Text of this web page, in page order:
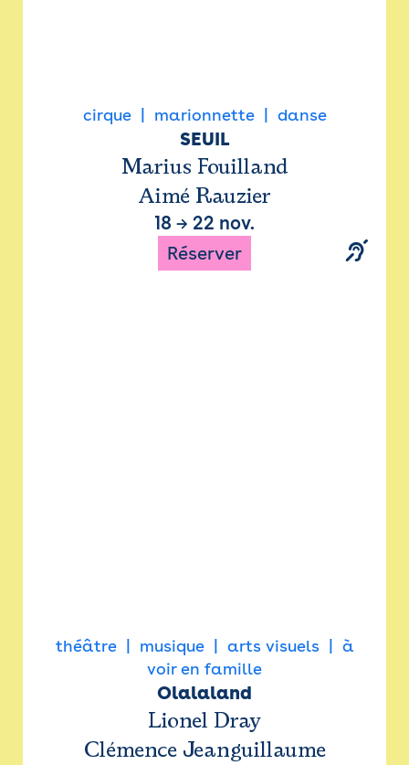
cirque marionnette danse
SEUIL
Marius Fouilland
Aimé Rauzier
18 → 22 nov.
Réserver
théâtre musique arts visuels
à
voir en famille
Olalaland
Lionel Dray
Clémence Jeanguillaume